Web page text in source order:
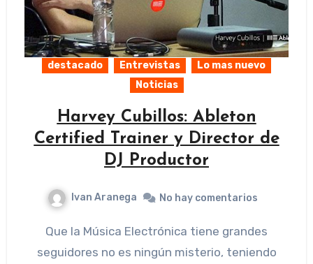
destacado Entrevistas
Lo mas nuevo
Noticias
Harvey Cubillos: Ableton
Certified Trainer y Director de
DJ Productor
Ivan Aranega No hay comentarios
Que la Música Electrónica tiene grandes
seguidores no es ningún misterio, teniendo